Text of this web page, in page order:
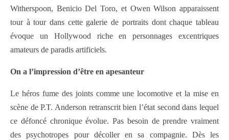
Witherspoon, Benicio Del Toro, et Owen Wilson apparaissent
tour à tour dans cette galerie de portraits dont chaque tableau
évoque un Hollywood riche en personnages excentriques
amateurs de paradis artificiels.
On a l’impression d’être en apesanteur
Le héros fume des joints comme une locomotive et la mise en
scène de P.T. Anderson retranscrit bien l’état second dans lequel
ce défoncé chronique évolue. Pas besoin de prendre vraiment
des psychotropes pour décoller en sa compagnie. Dès les